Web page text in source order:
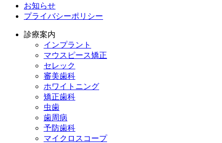
お知らせ
プライバシーポリシー
診療案内
インプラント
マウスピース矯正
セレック
審美歯科
ホワイトニング
矯正歯科
虫歯
歯周病
予防歯科
マイクロスコープ